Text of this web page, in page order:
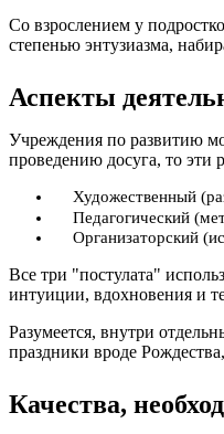
Со взрослением у
степенью энтузиазма,
Аспекты
Учреждения по развитию
проведению досуга, то эти
Художественный
Педагогический
Организаторский
Все три "постулата"
интуиции, вдохновения и
Разумеется, внутри
праздники вроде
Качества,